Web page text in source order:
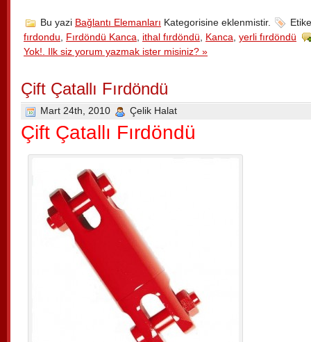
Bu yazi Bağlantı Elemanları Kategorisine eklenmistir.
fırdondu
Fırdöndü Kanca ithal fırdöndü Kanca yerli fırdöndü
Yok!. Ilk siz yorum yazmak ister misiniz? »
Çift Çatallı Fırdöndü
Mart 24th, 2010 Çelik Halat
Çift Çatallı Fırdöndü